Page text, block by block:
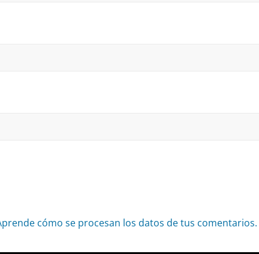
cómo se procesan los datos de tus comentarios.